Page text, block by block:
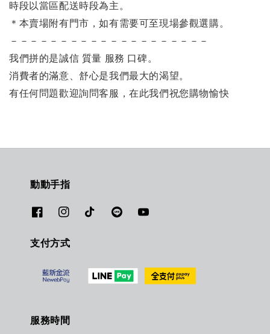
時段以當區配送時段為主。
＊本賣場附有門市，如有需要可至現場參觀選購。
－－－－－－－－－－－－－－－－－－－－
我們拼的是誠信 質量 服務 口碑。
消費者的滿意、舒心是我們最大的渴望。
有任何問題歡迎詢問客服，在此我們祝您購物愉快
動動手指
支付方式
服務時間